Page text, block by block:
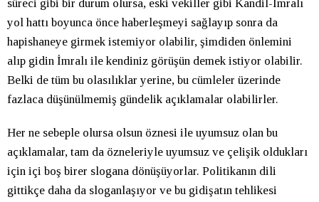
süreci gibi bir durum olursa, eski vekiller gibi Kandil-İmralı
yol hattı boyunca önce haberleşmeyi sağlayıp sonra da
hapishaneye girmek istemiyor olabilir, şimdiden önlemini
alıp gidin İmralı ile kendiniz görüşün demek istiyor olabilir.
Belki de tüm bu olasılıklar yerine, bu cümleler üzerinde
fazlaca düşünülmemiş gündelik açıklamalar olabilirler.
Her ne sebeple olursa olsun öznesi ile uyumsuz olan bu
açıklamalar, tam da özneleriyle uyumsuz ve çelişik oldukları
için içi boş birer slogana dönüşüyorlar. Politikanın dili
gittikçe daha da sloganlaşıyor ve bu gidişatın tehlikesi